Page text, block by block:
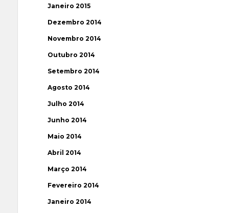
Janeiro 2015
Dezembro 2014
Novembro 2014
Outubro 2014
Setembro 2014
Agosto 2014
Julho 2014
Junho 2014
Maio 2014
Abril 2014
Março 2014
Fevereiro 2014
Janeiro 2014